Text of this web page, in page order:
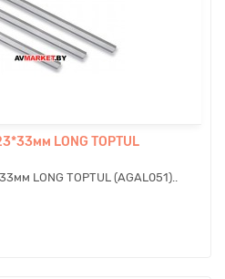
LONG TOPTUL
LONG TOPTUL (AGAL051)..